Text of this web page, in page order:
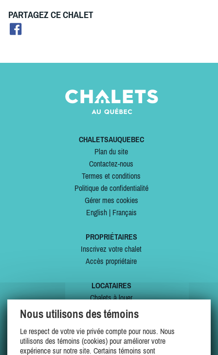
PARTAGEZ CE CHALET
CHALETSAUQUEBEC
Plan du site
Contactez-nous
Termes et conditions
Politique de confidentialité
Gérer mes cookies
English| Français
PROPRIÉTAIRES
Inscrivez votre chalet
Accès propriétaire
LOCATAIRES
Chalets à louer
Chalets à vendre
Offres spéciales
Mes favoris
Nous utilisons des témoins
Le respect de votre vie privée compte pour nous. Nous
utilisons des témoins (cookies) pour améliorer votre
expérience sur notre site. Certains témoins sont